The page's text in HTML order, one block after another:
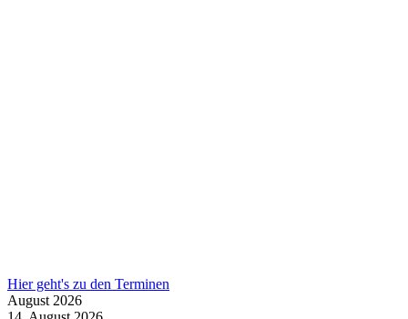
Hier geht's zu den Terminen
August 2026